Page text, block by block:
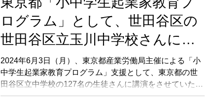
ログラム」として、世田谷区の
世田谷区立玉川中学校さんに訪
問しました。
2024年6月3日（月）、東京都産業労働局主催による「小
中学生起業家教育プログラム」支援として、東京都の世
田谷区立中学校の127名の生徒さんに講演をさせていただ
きました。 これからは、女性でも起業できる！ 127名の